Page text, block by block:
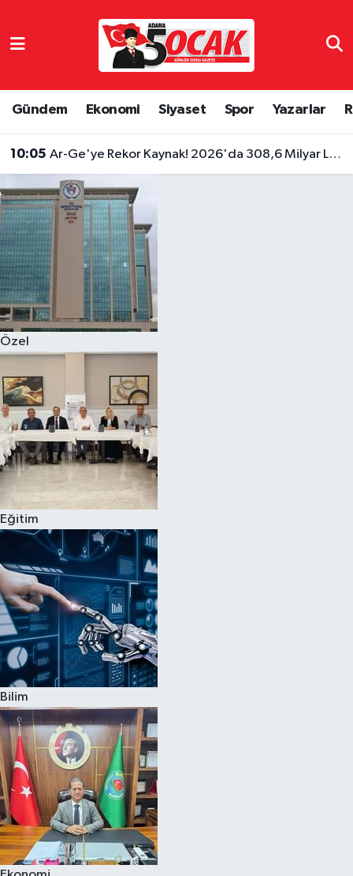
Gündem Ekonomi Siyaset Spor Yazarlar
10:05 Ar-Ge'ye Rekor Kaynak! 2026'da 308,6 Milyar Lira Ayrıldı
10:01 Motosikletle Geldi, İnternet Kablolarını Kesip Kaçtı
Özel
Eğitim
Bilim
Dünya
Eğitim
Ekonomi
Gündem
Özel
Resmi İlanlar
Siyaset
Spor
Yaşam
Yerel Yönetimler
Yurttan
Hava Durumu
Tüm Manşetler
Son Dakika Haberleri
Haber Arşivi